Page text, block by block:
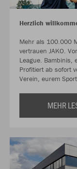
Herzlich
Mehr als 100.000
vertrauen JAKO.
League. Bambinis,
Profitiert ab sofort
Verein, eurem
MEHR